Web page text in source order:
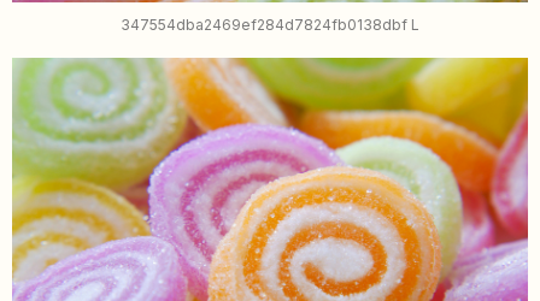
347554dba2469ef284d7824fb0138dbf L